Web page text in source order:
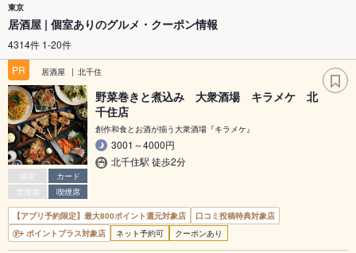
東京
居酒屋 | 個室ありのグルメ・クーポン情報
4314件 1-20件
PR
居酒屋 北千住
個室
カード
禁煙席
喫煙席
野菜巻きと煮込み 大衆酒場 キラメケ 北
千住店
創作和食とお酒が揃う大衆酒場『キラメケ』
3001～4000円
北千住駅 徒歩2分
【アプリ予約限定】最大800ポイント還元対象店
口コミ投稿特典対象店
ポイントプラス対象店
ネット予約可 クーポンあり